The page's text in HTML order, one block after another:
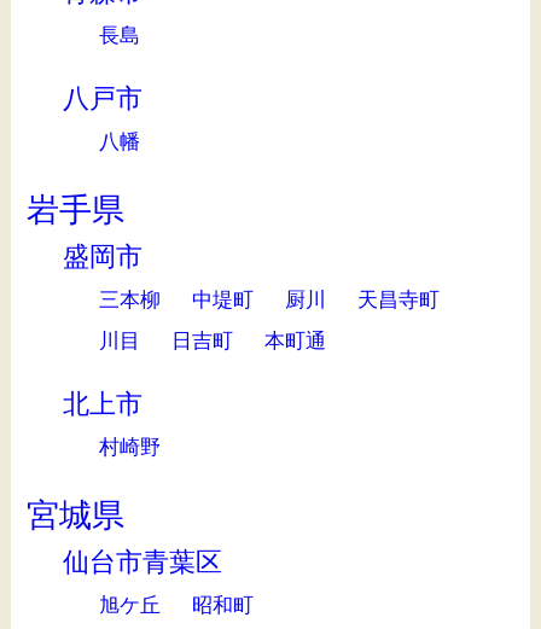
長島
八戸市
八幡
岩手県
盛岡市
三本柳 中堤町 厨川
天昌寺町
川目
日吉町 本町通
北上市
村崎野
宮城県
仙台市青葉区
旭ケ丘 昭和町